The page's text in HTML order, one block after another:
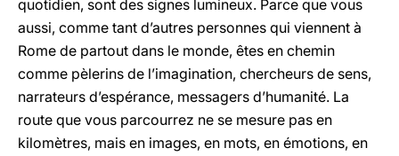
quotidien, sont des signes lumineux. Parce que vous
aussi, comme tant d’autres personnes qui viennent à
Rome de partout dans le monde, êtes en chemin
comme pèlerins de l’imagination, chercheurs de sens,
narrateurs d’espérance, messagers d’humanité. La
route que vous parcourrez ne se mesure pas en
kilomètres, mais en images, en mots, en émotions, en